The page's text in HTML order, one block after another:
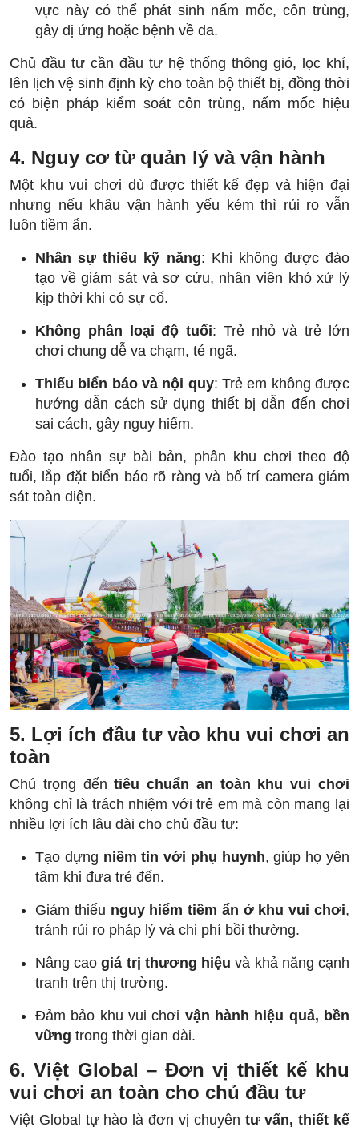
vực này có thể phát sinh nấm mốc, côn trùng,
gây dị ứng hoặc bệnh về da.
Chủ đầu tư cần đầu tư hệ thống thông gió, lọc khí,
lên lịch vệ sinh định kỳ cho toàn bộ thiết bị, đồng thời
có biện pháp kiểm soát côn trùng, nấm mốc hiệu
quả.
4. Nguy cơ từ quản lý và vận hành
Một khu vui chơi dù được thiết kế đẹp và hiện đại
nhưng nếu khâu vận hành yếu kém thì rủi ro vẫn
luôn tiềm ẩn.
Nhân sự thiếu kỹ năng: Khi không được đào
tạo về giám sát và sơ cứu, nhân viên khó xử lý
kịp thời khi có sự cố.
Không phân loại độ tuổi: Trẻ nhỏ và trẻ lớn
chơi chung dễ va chạm, té ngã.
Thiếu biển báo và nội quy: Trẻ em không được
hướng dẫn cách sử dụng thiết bị dẫn đến chơi
sai cách, gây nguy hiểm.
Đào tạo nhân sự bài bản, phân khu chơi theo độ
tuổi, lắp đặt biển báo rõ ràng và bố trí camera giám
sát toàn diện.
5. Lợi ích đầu tư vào khu vui chơi an
toàn
Chú trọng đếntiêu chuẩn an toàn khu vui chơi
không chỉ là trách nhiệm với trẻ em mà còn mang lại
nhiều lợi ích lâu dài cho chủ đầu tư:
Tạo dựng niềm tin với phụ huynh, giúp họ yên
tâm khi đưa trẻ đến.
Giảm thiểu nguy hiểm tiềm ẩn ở khu vui chơi,
tránh rủi ro pháp lý và chi phí bồi thường.
Nâng caogiá trị thương hiệu và khả năng cạnh
tranh trên thị trường.
Đảm bảo khu vui chơi vận hành hiệu quả, bền
vững trong thời gian dài.
6. Việt Global – Đơn vị thiết kế khu
vui chơi an toàn cho chủ đầu tư
Việt Global tự hào là đơn vị chuyên tư vấn, thiết kế